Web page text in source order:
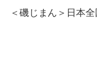
＜磯じまん＞日本